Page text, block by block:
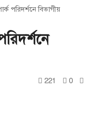
পরিদর্শনে বিভাগীয়
221 0